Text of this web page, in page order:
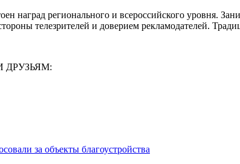
наград регионального и всероссийского уровня.
телезрителей и доверием рекламодателей.
ДРУЗЬЯМ:
за объекты благоустройства